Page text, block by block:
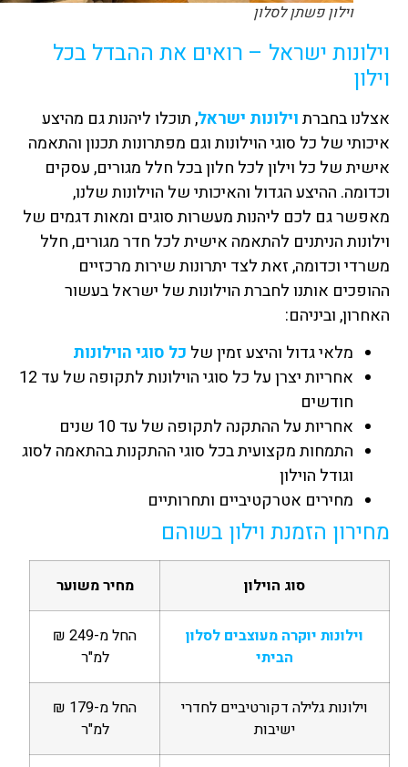
וילון פשתן לסלון
וילונות ישראל – רואים את ההבדל בכל
וילון
אצלנו בחברתוילונות ישראל, תוכלו ליהנות גם מהיצע
איכותי של כל סוגי הוילונות וגם מפתרונות תכנון והתאמה
אישית של כל וילון לכל חלון בכל חלל מגורים, עסקים
וכדומה. ההיצע הגדול והאיכותי של הוילונות שלנו,
מאפשר גם לכם ליהנות מעשרות סוגים ומאות דגמים של
וילונות הניתנים להתאמה אישית לכל חדר מגורים, חלל
משרדי וכדומה,זאת לצד יתרונות שירות מרכזיים
ההופכים אותנו לחברת הוילונות של ישראל בעשור
האחרון, וביניהם:
מלאי גדול והיצע זמין שלכל סוגי הוילונות
אחריות יצרן על כל סוגי הוילונות לתקופה של עד 12
חודשים
אחריות על ההתקנה לתקופה של עד 10 שנים
התמחות מקצועית בכל סוגי ההתקנות בהתאמה לסוג
וגודל הוילון
מחירים אטרקטיביים ותחרותיים
מחירון הזמנת וילון בשוהם
סוג הוילון מחיר משוער
וילונות יוקרה מעוצבים לסלון
הביתי
החל מ-249 ₪
למ"ר
וילונות גלילה דקורטיביים לחדרי
ישיבות
החל מ-179 ₪
למ"ר